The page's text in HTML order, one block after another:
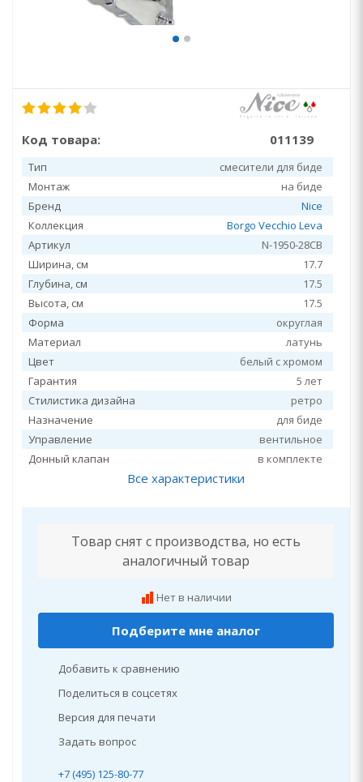
Код товара: 011139
Тип
смесители для биде
Монтаж
на биде
Бренд
Nice
Коллекция
Borgo Vecchio Leva
Артикул
N-1950-28CB
Ширина, см
17.7
Глубина, см
17.5
Высота, см
17.5
Форма
округлая
Материал
латунь
Цвет
белый с хромом
Гарантия
5 лет
Стилистика дизайна
ретро
Назначение
для биде
Управление
вентильное
Донный клапан
в комплекте
Все характеристики
Товар снят с производства, но есть
аналогичный товар
Нет в наличии
Подберите мне аналог
Добавить к сравнению
Поделиться в соцсетях
Версия для печати
Задать вопрос
+7 (495) 125-80-77